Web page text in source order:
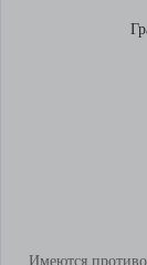
Имеются